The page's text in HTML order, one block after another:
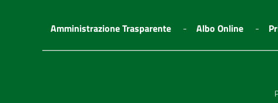
Amministrazione Trasparente Albo Online